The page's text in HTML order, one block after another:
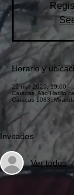
Horario y
22 mar 2025, 19:00 –
Caracas, Alto Hatillo
Caracas 1083,
Invitados
Ver todos